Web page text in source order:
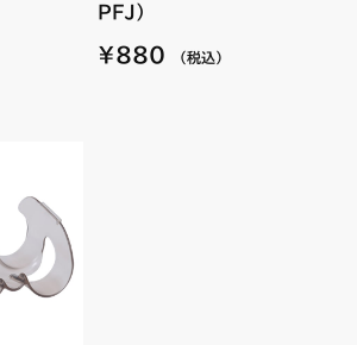
PFJ）
¥880 （税込）